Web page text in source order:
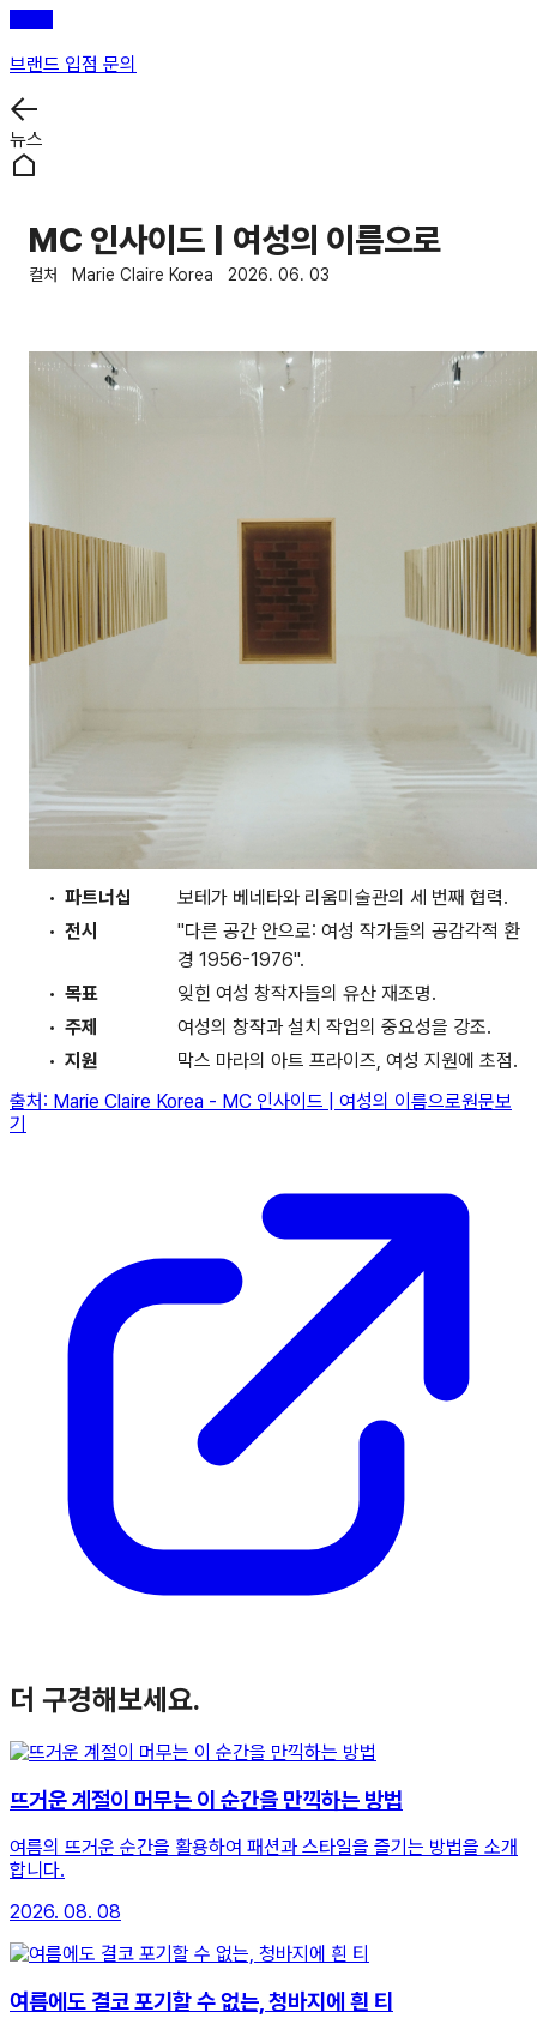
브랜드 입점 문의
뉴스
MC 인사이드 | 여성의 이름으로
컬처 Marie Claire Korea 2026. 06. 03
파트너십
보테가 베네타와 리움미술관의 세 번째 협력.
전시
"다른 공간 안으로: 여성 작가들의 공감각적 환
경 1956-1976".
목표
잊힌 여성 창작자들의 유산 재조명.
주제
여성의 창작과 설치 작업의 중요성을 강조.
지원
막스 마라의 아트 프라이즈, 여성 지원에 초점.
출처: Marie Claire Korea - MC 인사이드 | 여성의 이름으로원문보
기
더 구경해보세요.
뜨거운 계절이 머무는 이 순간을 만끽하는 방법
여름의 뜨거운 순간을 활용하여 패션과 스타일을 즐기는 방법을 소개
합니다.
2026. 08. 08
여름에도 결코 포기할 수 없는, 청바지에 흰 티